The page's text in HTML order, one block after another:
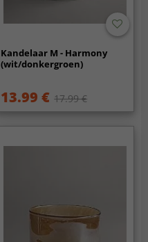
Kandelaar M - Harmony
(wit/donkergroen)
13.99 € 17.99 €